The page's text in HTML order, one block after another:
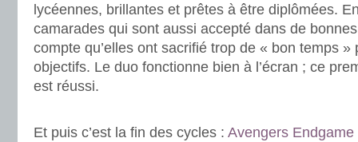
lycéennes, brillantes et prêtes à être diplômées.
camarades qui sont aussi accepté dans de
compte qu’elles ont sacrifié trop de « bon temps »
objectifs. Le duo fonctionne bien à l’écran ; ce
est réussi.
Et puis c’est la fin des cycles : Avengers Endgame